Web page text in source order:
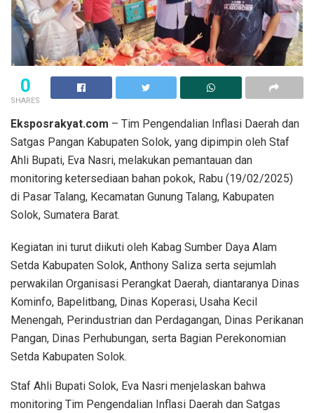
0
SHARES
Eksposrakyat.com – Tim Pengendalian Inflasi Daerah dan
Satgas Pangan Kabupaten Solok, yang dipimpin oleh Staf
Ahli Bupati, Eva Nasri, melakukan pemantauan dan
monitoring ketersediaan bahan pokok, Rabu (19/02/2025)
di Pasar Talang, Kecamatan Gunung Talang, Kabupaten
Solok, Sumatera Barat.
Kegiatan ini turut diikuti oleh Kabag Sumber Daya Alam
Setda Kabupaten Solok, Anthony Saliza serta sejumlah
perwakilan Organisasi Perangkat Daerah, diantaranya Dinas
Kominfo, Bapelitbang, Dinas Koperasi, Usaha Kecil
Menengah, Perindustrian dan Perdagangan, Dinas Perikanan
Pangan, Dinas Perhubungan, serta Bagian Perekonomian
Setda Kabupaten Solok.
Staf Ahli Bupati Solok, Eva Nasri menjelaskan bahwa
monitoring Tim Pengendalian Inflasi Daerah dan Satgas